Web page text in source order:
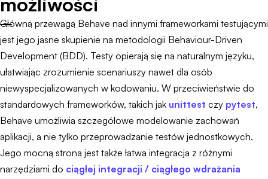
Główną przewagą Behave nad innymi frameworkami testującymi
jest jego jasne skupienie na metodologii Behaviour-Driven
Development (BDD). Testy opierają się na naturalnym języku,
ułatwiając zrozumienie scenariuszy nawet dla osób
niewyspecjalizowanych w kodowaniu. W przeciwieństwie do
standardowych frameworków, takich jak unittest czy pytest,
Behave umożliwia szczegółowe modelowanie zachowań
aplikacji, a nie tylko przeprowadzanie testów jednostkowych.
Jego mocną stroną jest także łatwa integracja z różnymi
narzędziami do ciągłej integracji / ciągłego wdrażania